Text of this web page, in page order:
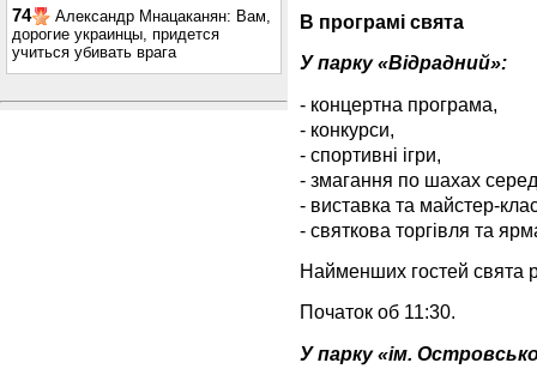
74
Александр Мнацаканян: Вам,
дорогие украинцы, придется
учиться убивать врага
В програмі свята
У парку «Відрадний»:
- концертна програма,
- конкурси,
- спортивні ігри,
- змагання по шахах серед
- виставка та майстер-
- святкова торгівля та
Найменших гостей свята
Початок об 11:30.
У парку «ім.